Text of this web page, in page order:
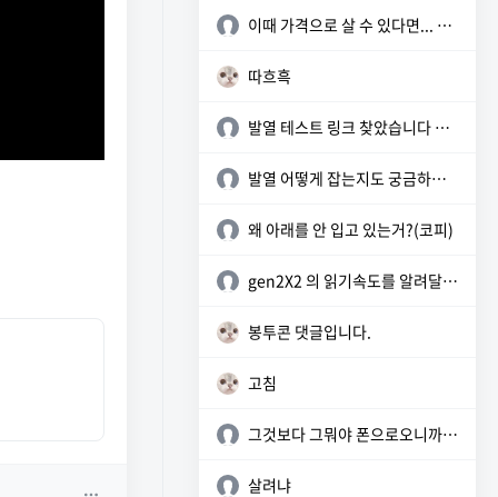
이때 가격으로 살 수 있다면... 참 좋을텐데
따흐흑
발열 테스트 링크 찾았습니다 참고하세요 https://sunyzero.tistory.c...
발열 어떻게 잡는지도 궁금하네요
왜 아래를 안 입고 있는거?(코피)
gen2X2 의 읽기속도를 알려달라!!!!! 밍
봉투콘 댓글입니다.
고침
그것보다 그뭐야 폰으로오니까 사이트 좀 이상한데?
살려냐